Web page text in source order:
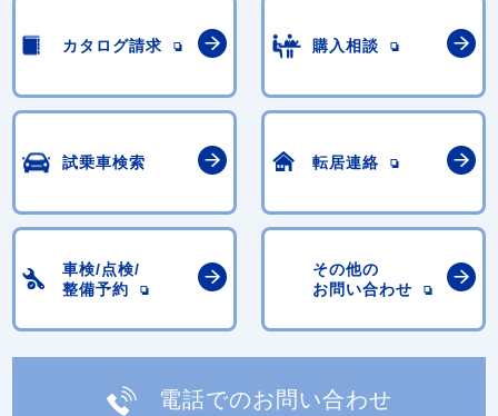
カタログ請求 購入相談
試乗車検索 転居連絡
車検/点検/
整備予約
その他の
お問い合わせ
電話でのお問い合わせ